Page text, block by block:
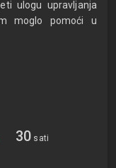
ulogu upravljanja
moglo pomoći u
30 sati